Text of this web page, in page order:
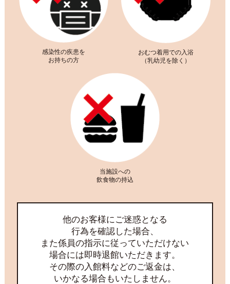
感染性の疾患を
お持ちの方
おむつ着用での入浴
（乳幼児を除く）
当施設への
飲食物の持込
他のお客様にご迷惑となる
行為を確認した場合、
また係員の指示に従っていただけない
場合には即時退館いただきます。
その際の入館料などのご返金は、
いかなる場合もいたしません。